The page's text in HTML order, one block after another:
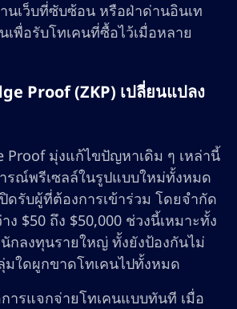
นเว็บที่ซับซ้อน หรือฝ่าด่านอินเท
พื่อรับโทเคนที่ซื้อไว้เมื่อหลาย
Proof (ZKP) เปลี่ยนแปลง
Proof มุ่งแก้ไขปัญหาเดิม ๆ เหล่านี้
รณ์พรีเซลล์ในรูปแบบใหม่ทั้งหมด
ดรับผู้ที่ต้องการเข้าร่วม โดยจำกัด
ง $50 ถึง $50,000 ช่วงนี้เหมาะทั้ง
กลงทุนรายใหญ่ ทั้งยังป้องกันไม่
มใดผูกขาดโทเคนไปทั้งหมด
ารแจกจ่ายโทเคนแบบทันที เมื่อ